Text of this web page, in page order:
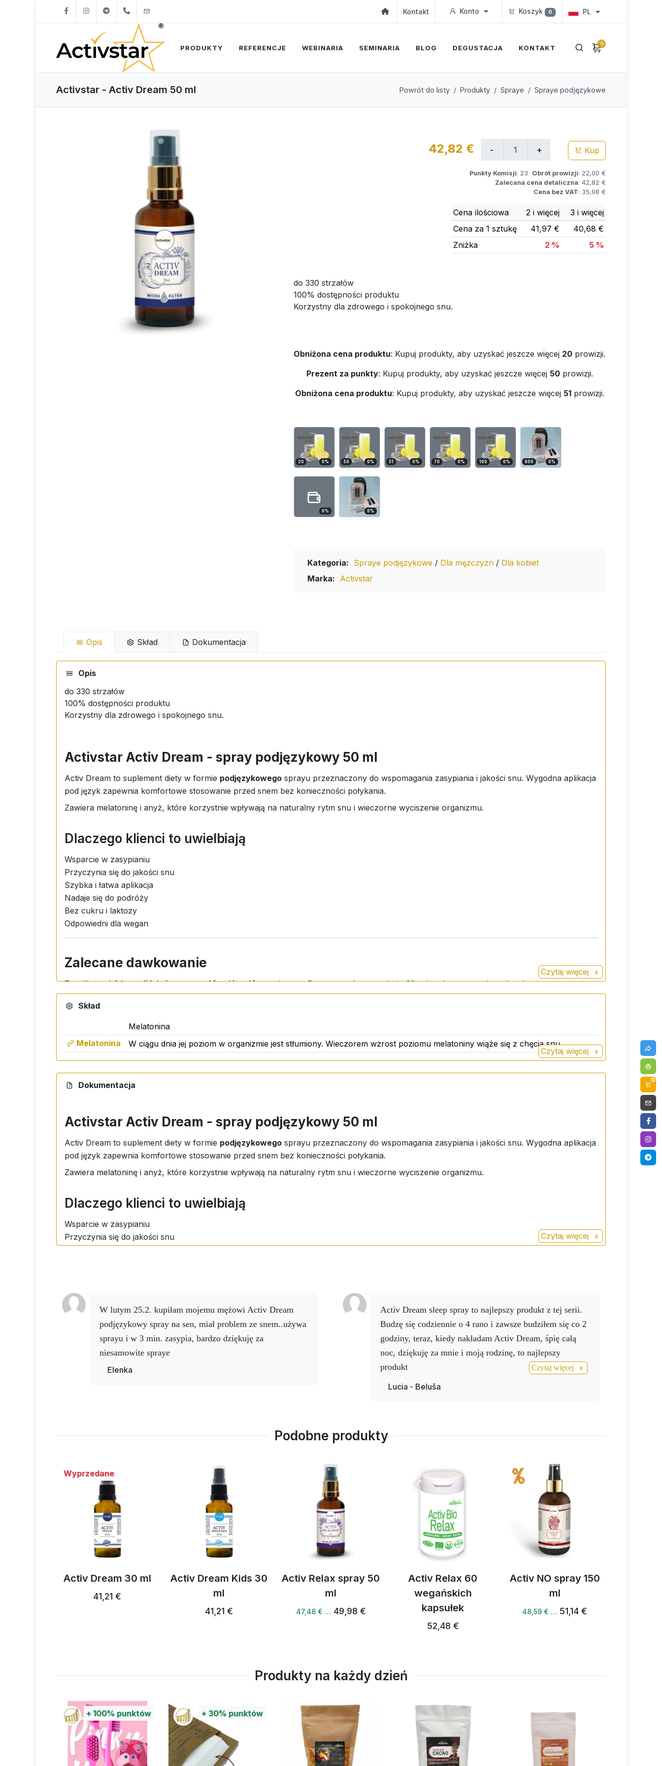
+421904262747 Kontakt Konto Koszyk 0 PL
0
PRODUKTY REFERENCJE WEBINARIA SEMINARIA BLOG DEGUSTACJA KONTAKT
Activstar - Activ Dream 50 ml Powrót do listy Produkty Spraye Spraye podjęzykowe
42,82 € Kup
Punkty Komisji: 23 Obrót prowizji: 22,00 €
Zalecana cena detaliczna: 42,82 €
Cena bez VAT: 35,98 €
Cena ilościowa 2 i więcej
3 i więcej
Cena za 1 sztukę
41,97 €
40,68 €
Zniżka
2 % 5 %
do 330 strzałów
100% dostępności produktu
Korzystny dla zdrowego i spokojnego snu.
Obniżona cena produktu: Kupuj produkty, aby uzyskać jeszcze więcej 20 prowizji.
Prezent za punkty: Kupuj produkty, aby uzyskać jeszcze więcej 50prowizji.
Obniżona cena produktu: Kupuj produkty, aby uzyskać jeszcze więcej 51prowizji.
20 0% 50 0% 51 0% 70 0% 100 0% 600 0%
0% 0%
Kategoria: Spraye podjęzykowe / Dla mężczyzn / Dla kobiet
Marka: Activstar
Opis Skład Dokumentacja
Opis
do 330 strzałów
100% dostępności produktu
Korzystny dla zdrowego i spokojnego snu.
Activstar Activ Dream - spray podjęzykowy 50 ml
Activ Dream to suplement diety w formie podjęzykowego sprayu przeznaczony do wspomagania zasypiania i jakości snu. Wygodna aplikacja
pod język zapewnia komfortowe stosowanie przed snem bez konieczności połykania.
Zawiera melatoninę i anyż, które korzystnie wpływają na naturalny rytm snu i wieczorne wyciszenie organizmu.
Dlaczego klienci to uwielbiają
Wsparcie w zasypianiu
Przyczynia się do jakości snu
Szybka i łatwa aplikacja
Nadaje się do podróży
Bez cukru i laktozy
Odpowiedni dla wegan
Zalecane dawkowanie
Zaaplikować2 kropelki do jamy ustnej (pod język)przed snem. Przytrzymać przez około 30 sekund, a następnie połknąć.
Melatonina, hydrolat anyżu (Pimpinella anisum), glicerol, woda oczyszczona, sorbinian potasu.
Ostrzeżenie
przeznaczony dla dzieci poniżej 3 roku życia. Przechowywać w miejscu niedostępnym dla małych dzieci. Przechowywać w suchym i
ciemnym miejscu w temperaturze poniżej 25°C.
Czytaj więcej
Skład
Melatonina
Melatonina
W ciągu dnia jej poziom w organizmie jest stłumiony. Wieczorem wzrost poziomu melatoniny wiąże się z chęcią snu.
Czytaj więcej
Dokumentacja
Activstar Activ Dream - spray podjęzykowy 50 ml
Activ Dream to suplement diety w formie podjęzykowego sprayu przeznaczony do wspomagania zasypiania i jakości snu. Wygodna aplikacja
pod język zapewnia komfortowe stosowanie przed snem bez konieczności połykania.
Zawiera melatoninę i anyż, które korzystnie wpływają na naturalny rytm snu i wieczorne wyciszenie organizmu.
Dlaczego klienci to uwielbiają
Wsparcie w zasypianiu
Przyczynia się do jakości snu
Zalecane dawkowanie
Zaaplikować 2 kropelki do jamy ustnej (pod język) przed snem. Przytrzymać przez około 30 sekund, a następnie połknąć.
Nie należy przekraczać zalecanej dawki dziennej. Suplement diety nie może być stosowany jako substytut zróżnicowanej diety. Nie jest
przeznaczony dla dzieci poniżej 3 roku życia. Przechowywać w miejscu niedostępnym dla małych dzieci. Przechowywać w suchym i
ciemnym miejscu w temperaturze poniżej 25°C.
Czytaj więcej
W lutym 25.2. kupiłam mojemu mężowi Activ Dream
podjęzykowy spray na sen, miał problem ze snem..używa
sprayu i w 3 min. zasypia, bardzo dziękuję za
niesamowite spraye
Elenka
Activ Dream sleep spray to najlepszy produkt z tej serii.
Budzę się codziennie o 4 rano i zawsze budziłem się co 2
godziny, teraz, kiedy nakładam Activ Dream, śpię całą
noc, dziękuję za mnie i moją rodzinę, to najlepszy
produkt
Czytaj więcej
Lucia - Beluša
Podobne produkty
Wyprzedane
Activ Dream 30 ml
41,21 €
Activ Dream Kids 30
41,21 €
Activ Relax spray 50
47,48 € …49,98 €
Activ Relax 60
wegańskich
kapsułek
52,48 €
Activ NO spray 150
48,59 € …51,14 €
Produkty na każdy dzień
+ 100%punktów + 30%punktów
0